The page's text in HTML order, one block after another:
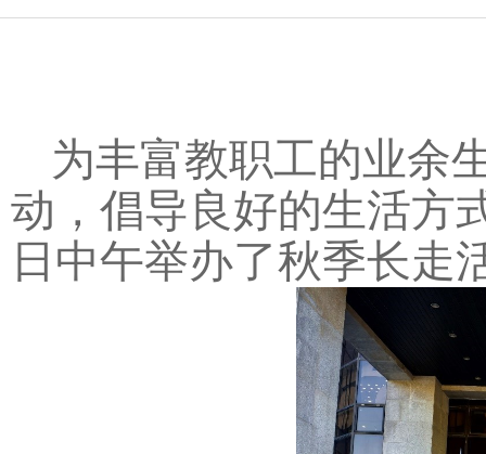
为丰富教职工的业余
动，倡导良好的生活方
日中午举办了秋季长走